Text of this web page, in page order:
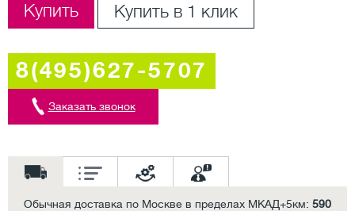
Купить Купить в 1 клик
8(495)627-5707
Заказать звонок
Обычная доставка по Москве в пределах МКАД+5км: 590